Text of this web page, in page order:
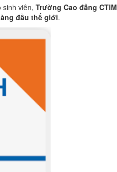
sinh viên, Trường Cao đẳng CTIM
đầu thế giới.